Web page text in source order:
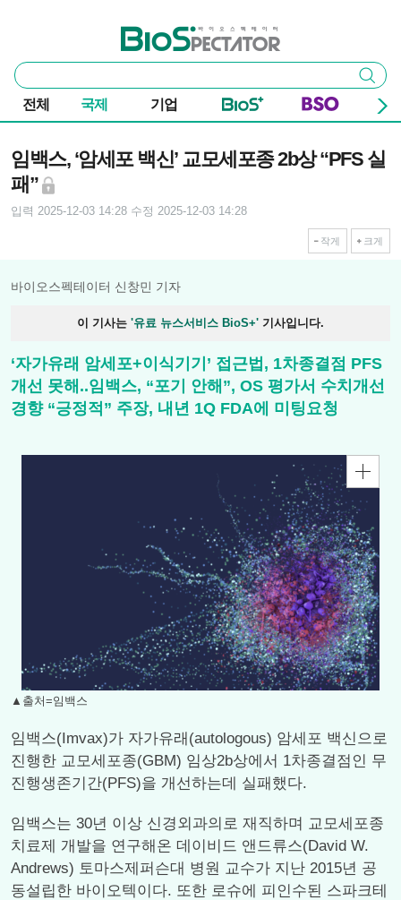
바이오스펙테이터
통
합
검
색
검색
전체 국제 기업
임백스, ‘암세포 백신’ 교모세포종 2b상 “PFS 실
패”
입력 2025-12-03 14:28 수정 2025-12-03 14:28
작게 크게
바이오스펙테이터 신창민 기자
이 기사는 '유료 뉴스서비스 BioS+' 기사입니다.
‘자가유래 암세포+이식기기’ 접근법, 1차종결점 PFS
개선 못해..임백스, “포기 안해”, OS 평가서 수치개선
경향 “긍정적” 주장, 내년 1Q FDA에 미팅요청
▲출처=임백스
임백스(Imvax)가 자가유래(autologous) 암세포 백신으로
진행한 교모세포종(GBM) 임상2b상에서 1차종결점인 무
진행생존기간(PFS)을 개선하는데 실패했다.
임백스는 30년 이상 신경외과의로 재직하며 교모세포종
치료제 개발을 연구해온 데이비드 앤드류스(David W.
Andrews) 토마스제퍼슨대 병원 교수가 지난 2015년 공
동설립한 바이오텍이다. 또한 로슈에 피인수된 스파크테